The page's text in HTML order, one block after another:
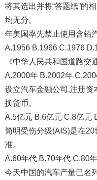
将其选出并将“答题纸”的
均无分。
年美国率先禁止使用含铅
A.1956 B.1966 C.1976
《中华人民共和国道路交
A.2000年 B.2002年
设立汽车金融公司,注册资
换货币。
A.5亿元 B.6亿元 C.8亿元
简明受伤分级(AIS)是在
准。
A.60年代 B.70年代 C.80
今天中国的汽车产量已名